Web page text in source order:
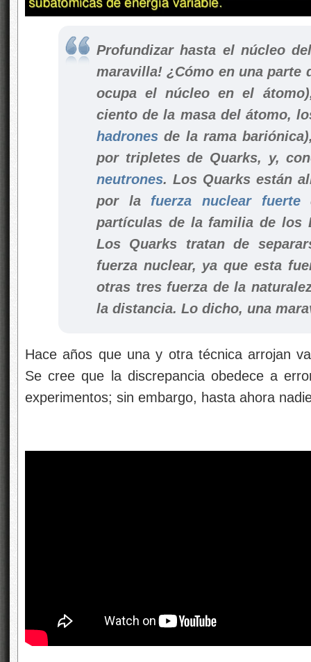
Profundizar hasta el núcleo
maravilla! ¿Cómo en una parte
ocupa el núcleo en el
ciento de la masa del átomo,
hadrones de la rama
por tripletes de Quarks, y,
neutrones. Los Quarks están
por la fuerza nuclear fuerte
partículas de la familia de los
Los Quarks tratan de
fuerza nuclear, ya que esta
otras tres fuerza de la
la distancia. Lo dicho, una
Hace años que una y otra técnica arrojan
Se cree que la discrepancia obedece a
experimentos; sin embargo, hasta ahora